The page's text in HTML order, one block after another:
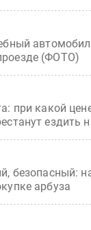
(ФОТО)
при какой
ездить
безопасный:
арбуза